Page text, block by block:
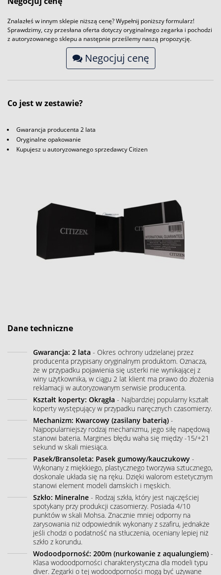
Znalazłeś w innym sklepie niższą cenę? Wypełnij poniższy formularz!
Sprawdzimy, czy przesłana oferta dotyczy oryginalnego zegarka i pochodzi
z autoryzowanego sklepu a następnie prześlemy naszą propozycję.
Negocjuj cenę
Co jest w zestawie?
Gwarancja producenta 2 lata
Oryginalne opakowanie
Kupujesz u autoryzowanego sprzedawcy Citizen
Dane techniczne
Gwarancja: 2 lata - Okres ochrony udzielanej przez
producenta przypisany oryginalnym produktom. Oznacza,
że w przypadku pojawienia się usterki nie wynikającej z
winy użytkownika, w ciągu 2 lat klient ma prawo do złożenia
reklamacji w autoryzowanym serwisie producenta.
Kształt koperty: Okrągła - Najbardziej popularny kształt
koperty występujący w przypadku naręcznych czasomierzy.
Mechanizm: Kwarcowy (zasilany baterią) -
Najpopularniejszy rodzaj mechanizmu, jego siłę napędową
stanowi bateria. Margines błędu waha się między -15/+21
sekund w skali miesiąca.
Pasek/Bransoleta: Pasek gumowy/kauczukowy -
Wykonany z miękkiego, plastycznego tworzywa sztucznego,
doskonale układa się na ręku. Dzięki walorom estetycznym
stanowi element modeli damskich i męskich.
Szkło: Mineralne - Rodzaj szkła, który jest najczęściej
spotykany przy produkcji czasomierzy. Posiada 4/10
punktów w skali Mohsa. Znacznie mniej odporny na
zarysowania niż odpowiednik wykonany z szafiru, jednakże
jeśli chodzi o podatność na stłuczenia, oceniany lepiej niż
szkło z korundu.
Wodoodporność: 200m (nurkowanie z aqualungiem) -
Klasa wodoodporności charakterystyczna dla modeli typu
diver. Zegarki o tej wodoodporności mogą być używane